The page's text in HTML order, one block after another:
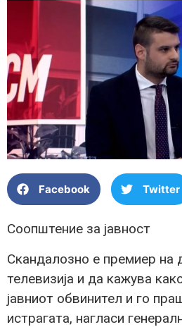
Facebook Twitter
Соопштение за јавност
Скандалозно е премиер на
телевизија и да кажува
јавниот обвинител и го
истрагата, нагласи